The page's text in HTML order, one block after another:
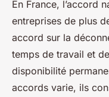
En France, l’accord
entreprises de plus
accord sur la
temps de travail et
disponibilité
accords varie, ils